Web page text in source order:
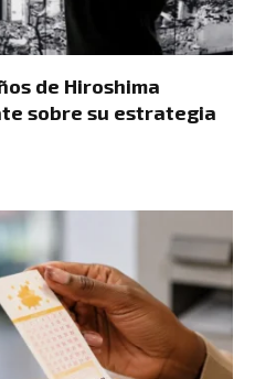
de Hiroshima
sobre su estrategia